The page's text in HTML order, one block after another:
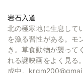
岩石入道
北の極寒地に生息して
を漁る習性がある。モ
き。草食動物が襲って
れる謎映画をよく見る
成中。